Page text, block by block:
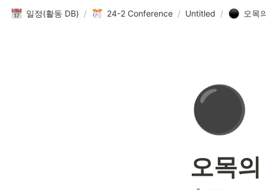
일정(활동 DB) / 24-2 Conference / Untitled / 오목
⚫
오목